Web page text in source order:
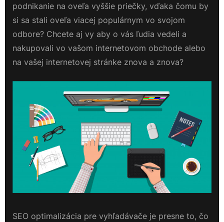
podnikanie na oveľa vyššie priečky, vďaka čomu by
si sa stali oveľa viacej populárnym vo svojom
odbore? Chcete aj vy aby o vás ľudia vedeli a
nakupovali vo vašom internetovom obchode alebo
na vašej internetovej stránke znova a znova?
SEO optimalizácia pre vyhľadávače je presne to, čo